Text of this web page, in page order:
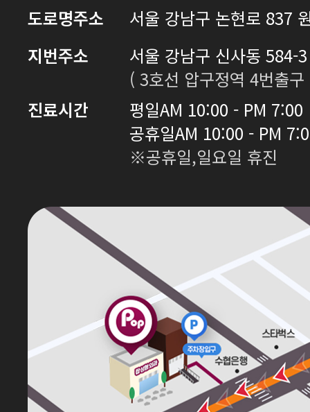
도로명주소
서울 강남구 논현로 837
지번주소
서울 강남구 신사동 584-
( 3호선 압구정역 4번출
진료시간
평일AM 10:00 - PM 7:00
공휴일AM 10:00 - PM
※공휴일,일요일 휴진